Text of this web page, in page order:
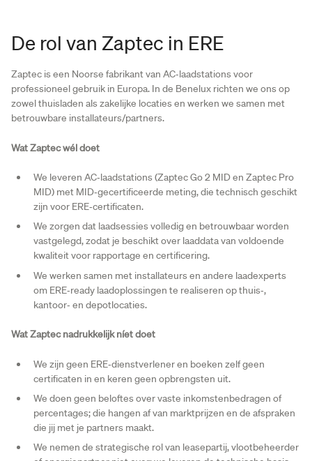
De rol van Zaptec in ERE
Zaptec is een Noorse fabrikant van AC‑laadstations voor
professioneel gebruik in Europa. In de Benelux richten we ons op
zowel thuisladen als zakelijke locaties en werken we samen met
betrouwbare installateurs/partners.
Wat Zaptec wél doet
We leveren AC‑laadstations (Zaptec Go 2 MID en Zaptec Pro
MID) met MID‑gecertificeerde meting, die technisch geschikt
zijn voor ERE‑certificaten.
We zorgen dat laadsessies volledig en betrouwbaar worden
vastgelegd, zodat je beschikt over laaddata van voldoende
kwaliteit voor rapportage en certificering.
We werken samen met installateurs en andere laadexperts
om ERE‑ready laadoplossingen te realiseren op thuis‑,
kantoor‑ en depotlocaties.
Wat Zaptec nadrukkelijk níet doet
We zijn geen ERE‑dienstverlener en boeken zelf geen
certificaten in en keren geen opbrengsten uit.
We doen geen beloftes over vaste inkomstenbedragen of
percentages; die hangen af van marktprijzen en de afspraken
die jij met je partners maakt.
We nemen de strategische rol van leasepartij, vlootbeheerder